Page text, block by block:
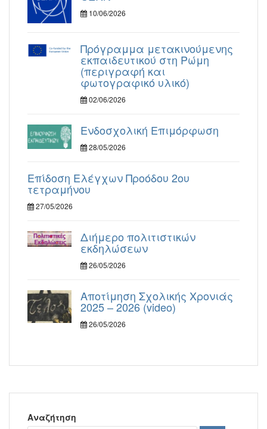
10/06/2026
Πρόγραμμα μετακινούμενης
εκπαιδευτικού στη Ρώμη
(περιγραφή και
φωτογραφικό υλικό)
02/06/2026
Ενδοσχολική Επιμόρφωση
28/05/2026
Επίδοση Ελέγχων Προόδου 2ου
τετραμήνου
27/05/2026
Διήμερο πολιτιστικών
εκδηλώσεων
26/05/2026
Αποτίμηση Σχολικής Χρονιάς
2025 – 2026 (video)
26/05/2026
Αναζήτηση